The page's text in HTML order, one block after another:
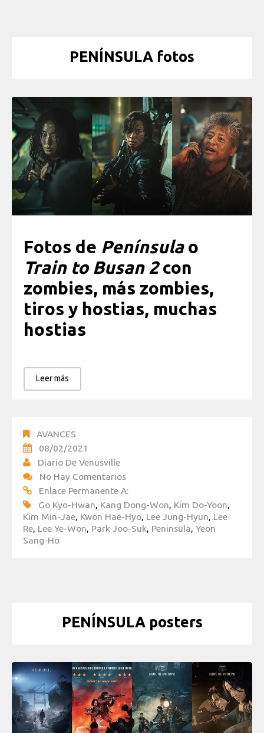
PENÍNSULA fotos
Fotos de Penínsulao
Train to Busan 2con
zombies, más zombies,
tiros y hostias, muchas
hostias
Leer más
AVANCES
08/02/2021
Diario De Venusville
No Hay Comentarios
Enlace Permanente A:
Go Kyo-Hwan, Kang Dong-Won, Kim Do-Yoon,
Kim Min-Jae, Kwon Hae-Hyo, Lee Jung-Hyun, Lee
Re, Lee Ye-Won, Park Joo-Suk, Peninsula, Yeon
Sang-Ho
PENÍNSULA posters